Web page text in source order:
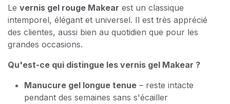
Le vernis gel rouge Makear est un classique
intemporel, élégant et universel. Il est très apprécié
des clientes, aussi bien au quotidien que pour les
grandes occasions.
Qu'est-ce qui distingue les vernis gel Makear ?
Manucure gel longue tenue – reste intacte
pendant des semaines sans s'écailler